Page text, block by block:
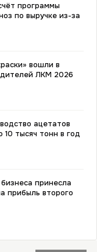
программы
по выручке из-за
вошли в
ЛКМ 2026
ацетатов
тысяч тонн в год
принесла
прибыль второго